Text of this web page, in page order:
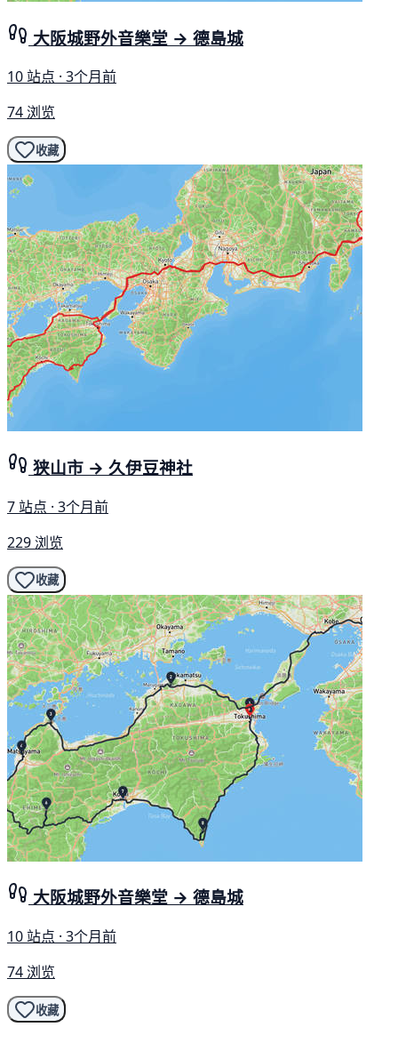
大阪城野外音樂堂 → 德島城
10 站点 · 3个月前
74 浏览
收藏
狭山市 → 久伊豆神社
7 站点 · 3个月前
229 浏览
收藏
大阪城野外音樂堂 → 德島城
10 站点 · 3个月前
74 浏览
收藏